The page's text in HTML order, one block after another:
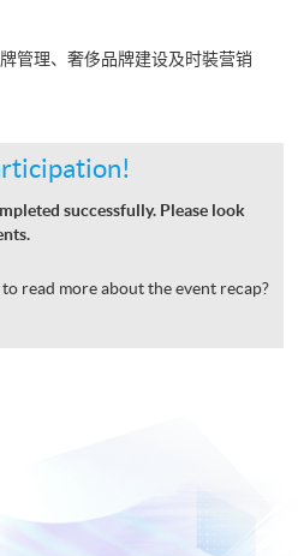
管理、奢侈品牌建设及时裝营销
successfully. Please look
read more about the event recap?